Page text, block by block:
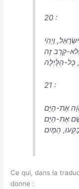
20 :
וַיְהִי
קָרַב זֶה
21 :
אֶת-הַיָּם
אֶת-הַיָּם
Ce qui, dans la
donne :